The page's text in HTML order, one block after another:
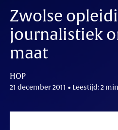
Zwolse
journalistiek
maat
HOP
21 december 2011 • Leestijd: 2 min